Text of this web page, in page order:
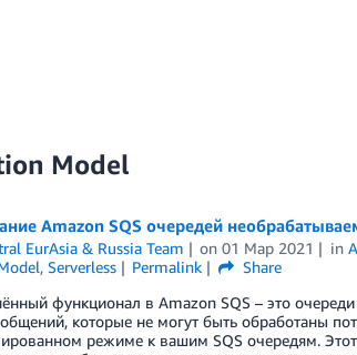
Model
Amazon SQS очередей
EurAsia & Russia Team on01 Мар 2021 in
, Serverless Permalink
Share
функционал в Amazon SQS – это
которые не могут быть обработаны
режиме к вашим SQS очередям.